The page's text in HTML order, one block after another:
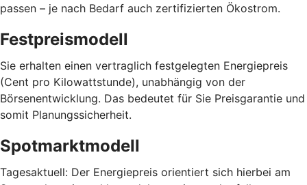
passen – je nach Bedarf auch zertifizierten Ökostrom.
Festpreismodell
Sie erhalten einen vertraglich festgelegten Energiepreis
(Cent pro Kilowattstunde), unabhängig von der
Börsenentwicklung. Das bedeutet für Sie Preisgarantie und
somit Planungssicherheit.
Spotmarktmodell
Tagesaktuell: Der Energiepreis orientiert sich hierbei am